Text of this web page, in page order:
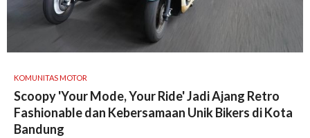
KOMUNITAS MOTOR
Scoopy 'Your Mode, Your Ride' Jadi Ajang Retro
Fashionable dan Kebersamaan Unik Bikers di Kota
Bandung